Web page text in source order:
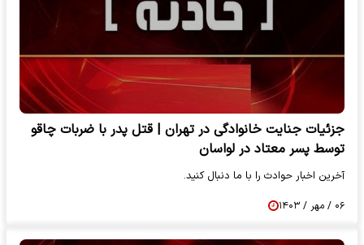
جزئیات جنایت خانوادگی در تهران | قتل پدر با ضربات چاقو
توسط پسر معتاد در لواسان
آخرین اخبار حوادث را با ما دنبال کنید.
۰۶ / مهر / ۱۴۰۳